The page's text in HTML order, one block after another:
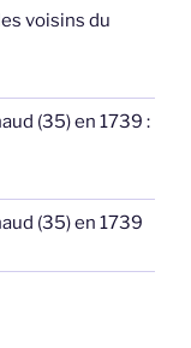
voisins du
(35) en 1739 :
(35) en 1739